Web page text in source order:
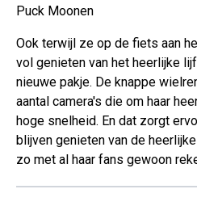
Puck Moonen
Ook terwijl ze op de fiets aan
vol genieten van het heerlijke
nieuwe pakje. De knappe
aantal camera's die om haar
hoge snelheid. En dat zorgt
blijven genieten van de
zo met al haar fans gewoon